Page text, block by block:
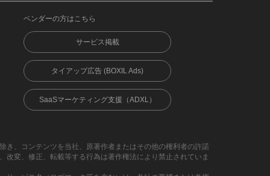
ベンダーの方はこちら
サービス掲載
タイアップ広告 (BOXIL Ads)
SaaSマーケティング支援（ADXL）
き、コンテンツを当社、原著作者またはその他の権利者の許諾
改変、修正、転載等する行為は著作権法により禁止されていま